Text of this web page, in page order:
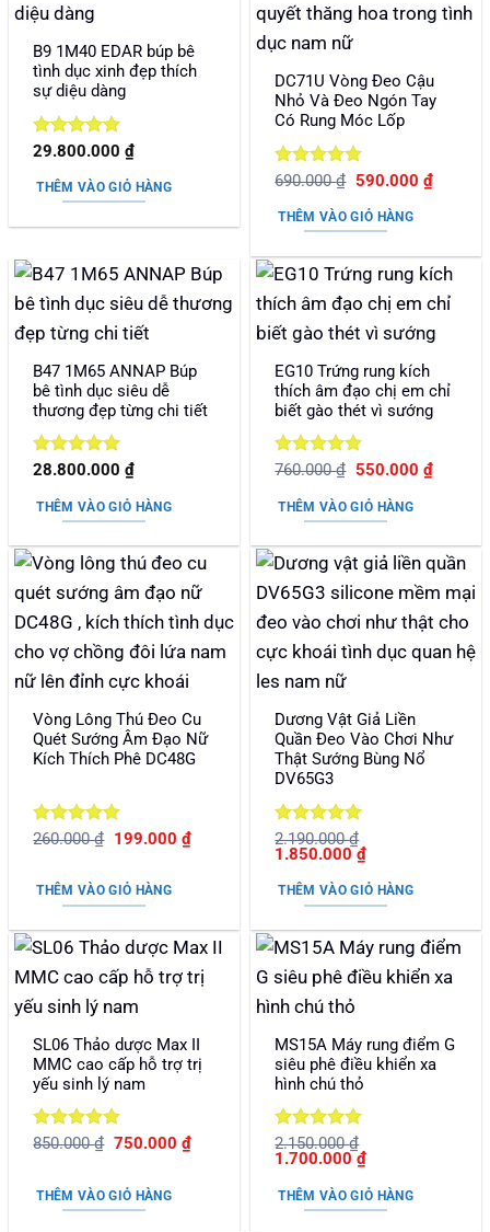
B9 1M40 EDAR búp bê
tình dục xinh đẹp thích
sự diệu dàng
Được xếp
sao
29.800.000₫
THÊM VÀO GIỎ HÀNG
DC71U Vòng Đeo Cậu
Nhỏ Và Đeo Ngón Tay
Có Rung Móc Lốp
Được xếp
sao
690.000₫ Giá
là:
690.000 ₫.
590.000 ₫Giá
hiện
THÊM VÀO GIỎ HÀNG
B47 1M65 ANNAP Búp
bê tình dục siêu dễ
thương đẹp từng chi tiết
Được xếp
sao
28.800.000₫
THÊM VÀO GIỎ HÀNG
EG10 Trứng rung kích
thích âm đạo chị em chỉ
biết gào thét vì sướng
Được xếp
sao
760.000₫ Giá
là:
760.000 ₫.
550.000 ₫Giá
hiện
THÊM VÀO GIỎ HÀNG
Vòng Lông Thú Đeo Cu
Quét Sướng Âm Đạo Nữ
Kích Thích Phê DC48G
Được xếp
260.000₫ Giá
260.000 ₫.
199.000 ₫Giá
hiện
THÊM VÀO GIỎ HÀNG
Dương Vật Giả Liền
Quần Đeo Vào Chơi Như
Thật Sướng Bùng Nổ
DV65G3
Được xếp
hạng55
2.190.000₫
Giá
là:
2.190.000 ₫.
1.850.000₫Giá
tại
là:
THÊM VÀO GIỎ HÀNG
SL06 Thảo dược Max II
MMC cao cấp hỗ trợ trị
yếu sinh lý nam
Được xếp
850.000₫ Giá
850.000 ₫.
750.000 ₫Giá
hiện
THÊM VÀO GIỎ HÀNG
MS15A Máy rung điểm G
siêu phê điều khiển xa
hình chú thỏ
Được xếp
hạng55
2.150.000₫
Giá
là:
2.150.000 ₫.
1.700.000₫Giá
tại
là:
THÊM VÀO GIỎ HÀNG